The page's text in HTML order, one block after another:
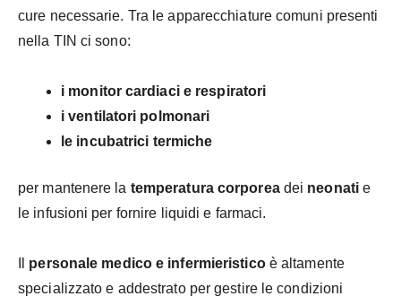
cure necessarie. Tra le apparecchiature comuni presenti
nella TIN ci sono:
i monitor cardiaci e respiratori
i ventilatori polmonari
le incubatrici termiche
per mantenere la temperatura corporeadei neonatie
le infusioni per fornire liquidi e farmaci.
personale medico e infermieristicoè altamente
specializzato e addestrato per gestire le condizioni